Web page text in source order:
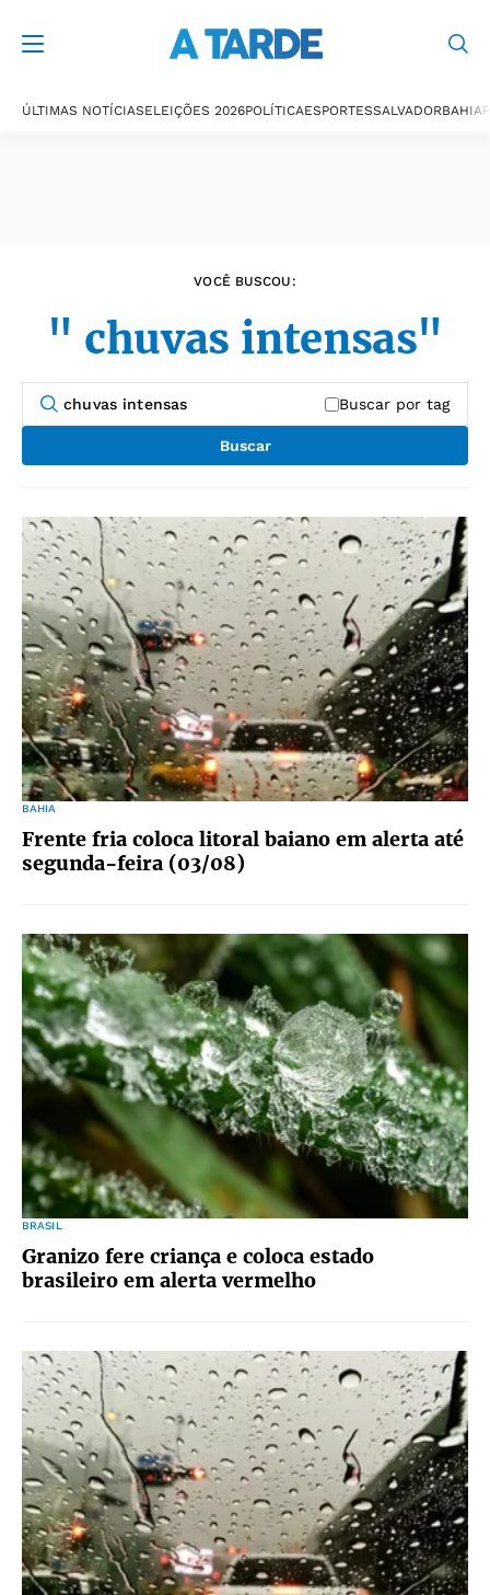
ÚLTIMAS NOTÍCIASELEIÇÕES 2026POLÍTICAESPORTESSALVADORBAHIA
VOCÊ BUSCOU:
" chuvas intensas"
Buscar por tag
Buscar
BAHIA
Frente fria coloca litoral baiano em alerta até
segunda-feira (03/08)
BRASIL
Granizo fere criança e coloca estado
brasileiro em alerta vermelho